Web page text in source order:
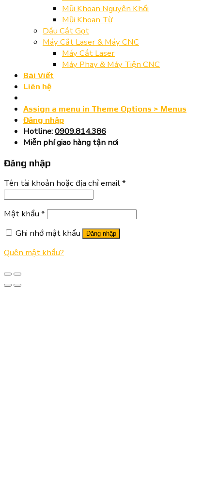
Mũi Khoan Nguyên Khối
Mũi Khoan Từ
Dầu Cắt Gọt
Máy Cắt Laser & Máy CNC
Máy Cắt Laser
Máy Phay & Máy Tiện CNC
Bài Viết
Liên hệ
Assign a menu in Theme Options > Menus
Đăng nhập
Hotline:0909.814.386
Miễn phí giao hàng tận nơi
Đăng nhập
Tên tài khoản hoặc địa chỉ email*
Mật khẩu *
Ghi nhớ mật khẩu
Đăng nhập
Quên mật khẩu?